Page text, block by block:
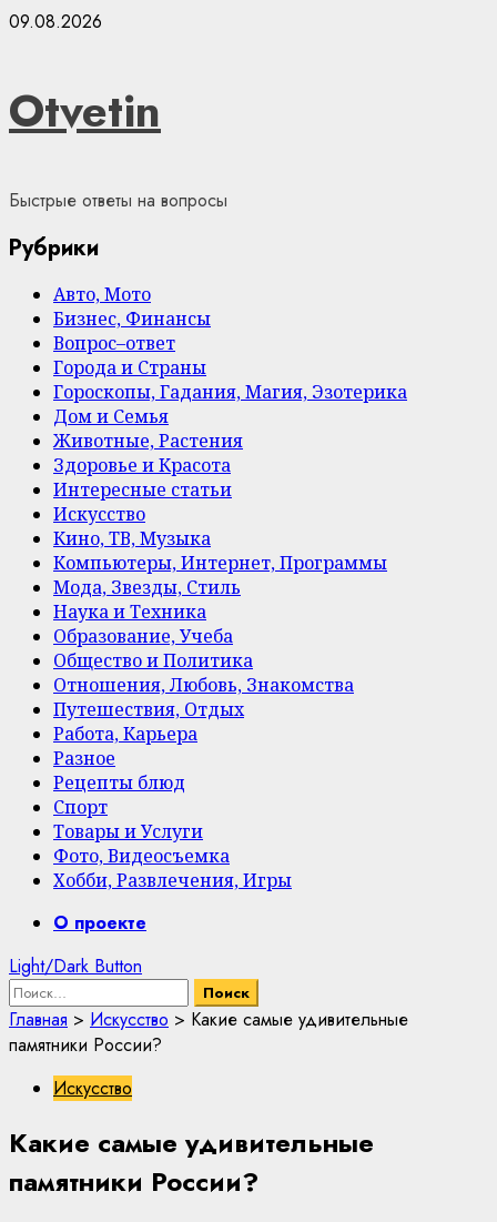
Skip
09.08.2026
Otvetin
Быстрые ответы на вопросы
Рубрики
Авто, Мото
Бизнес, Финансы
Вопрос–ответ
Города и Страны
Гороскопы, Гадания, Магия, Эзотерика
Дом и Семья
Животные, Растения
Здоровье и Красота
Интересные статьи
Искусство
Кино, ТВ, Музыка
Компьютеры, Интернет, Программы
Мода, Звезды, Стиль
Наука и Техника
Образование, Учеба
Общество и Политика
Отношения, Любовь, Знакомства
Путешествия, Отдых
Работа, Карьера
Разное
Рецепты блюд
Спорт
Товары и Услуги
Фото, Видеосъемка
Хобби, Развлечения, Игры
PrimaryО проекте
Light/Dark Button
Найти:
Главная > Искусство > Какие самые удивительные
памятники России?
Искусство
Какие самые удивительные
памятники России?